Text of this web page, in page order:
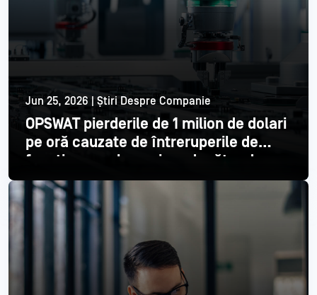
Jun 25, 2026 | Știri Despre Companie
OPSWAT pierderile de 1 milion de dolari
pe oră cauzate de întreruperile de
funcționare ale unui producător de
semiconductori din top 3
Citește mai mult